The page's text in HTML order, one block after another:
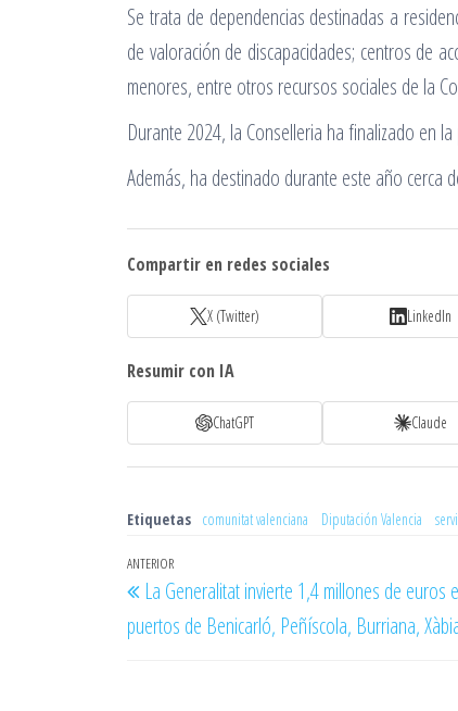
Se trata de dependencias destinadas a
de valoración de discapacidades; centros de
menores, entre otros recursos sociales de la
Durante 2024, la Conselleria ha finalizado en
Además, ha destinado durante este año cerca
Compartir en redes sociales
X (Twitter) LinkedIn
Resumir con IA
ChatGPT Claude
Etiquetas comunitat valenciana Diputación Valencia
Navegación
de
entradas
Entrada
anterior
ANTERIOR
La Generalitat invierte 1,4 millones de
puertos de Benicarló, Peñíscola, Burriana,